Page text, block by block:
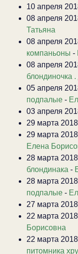
10 апреля
08 апреля
Татьяна
08 апреля
компаньоны -
08 апреля
блондиночка
05 апреля
подпалые -
03 апреля
29 марта
29 марта
Елена
28 марта
блондинака -
28 марта
подпалые -
27 марта
22 марта
Борисовна
22 марта
питомника